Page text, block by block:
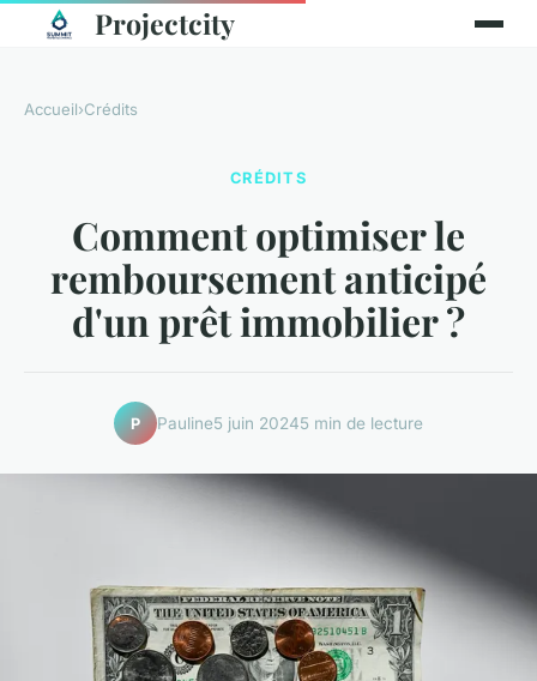
Projectcity
Accueil›Crédits
CRÉDITS
Comment optimiser le
remboursement anticipé
d'un prêt immobilier ?
P Pauline5 juin 20245 min de lecture